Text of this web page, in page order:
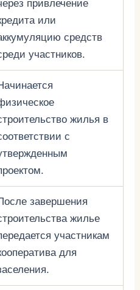
привлечение
или
средств
участников.
жилья в
с
завершения
жилье
участникам
для